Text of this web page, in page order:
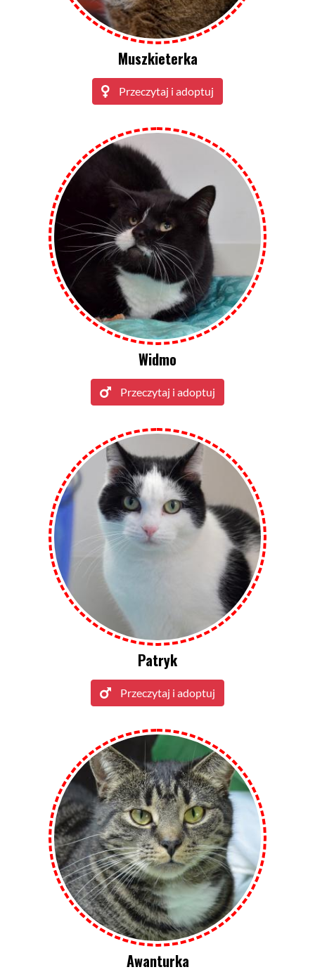
Muszkieterka
Przeczytaj i adoptuj
Widmo
Przeczytaj i adoptuj
Patryk
Przeczytaj i adoptuj
Awanturka